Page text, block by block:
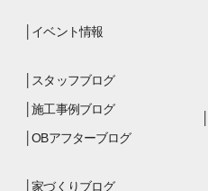
イベント情報
スタッフブログ
施工事例ブログ
OBアフターブログ
家づくりブログ